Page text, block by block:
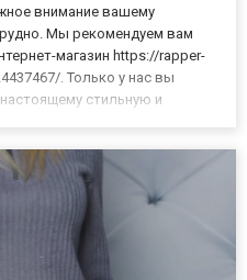
внимание вашему
Мы рекомендуем вам
магазин https://rapper-
. Только у нас вы
стильную и